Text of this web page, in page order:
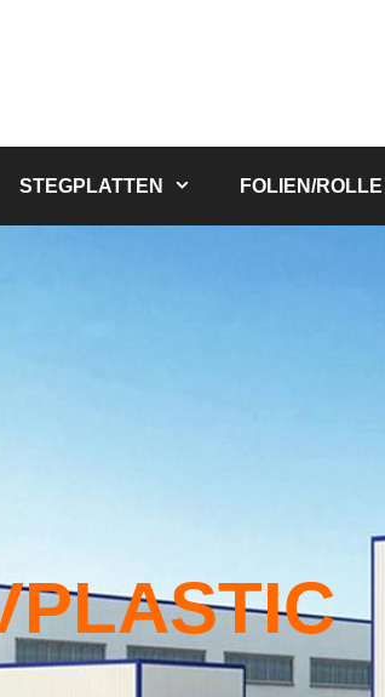
STEGPLATTEN FOLIEN/ROLLE